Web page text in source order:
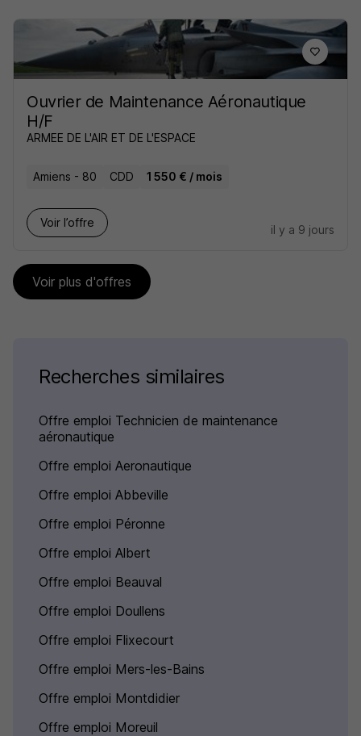
Ouvrier de Maintenance Aéronautique
H/F
ARMEE DE L'AIR ET DE L'ESPACE
Amiens - 80 CDD 1 550 € / mois
Voir l’offre
il y a 9 jours
Voir plus d'offres
Recherches similaires
Offre emploi Technicien de maintenance
aéronautique
Offre emploi Aeronautique
Offre emploi Abbeville
Offre emploi Péronne
Offre emploi Albert
Offre emploi Beauval
Offre emploi Doullens
Offre emploi Flixecourt
Offre emploi Mers-les-Bains
Offre emploi Montdidier
Offre emploi Moreuil